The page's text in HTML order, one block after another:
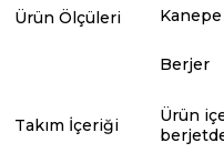
Ürün Ölçüleri Kanepe
Berjer
Takım İçeriği
Ürün